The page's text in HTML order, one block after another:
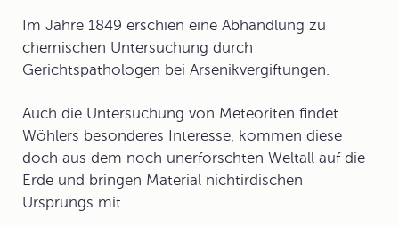
Im Jahre 1849 erschien eine Abhandlung zu
chemischen Untersuchung durch
Gerichtspathologen bei Arsenikvergiftungen.
Auch die Untersuchung von Meteoriten findet
Wöhlers besonderes Interesse, kommen diese
doch aus dem noch unerforschten Weltall auf die
Erde und bringen Material nichtirdischen
Ursprungs mit.